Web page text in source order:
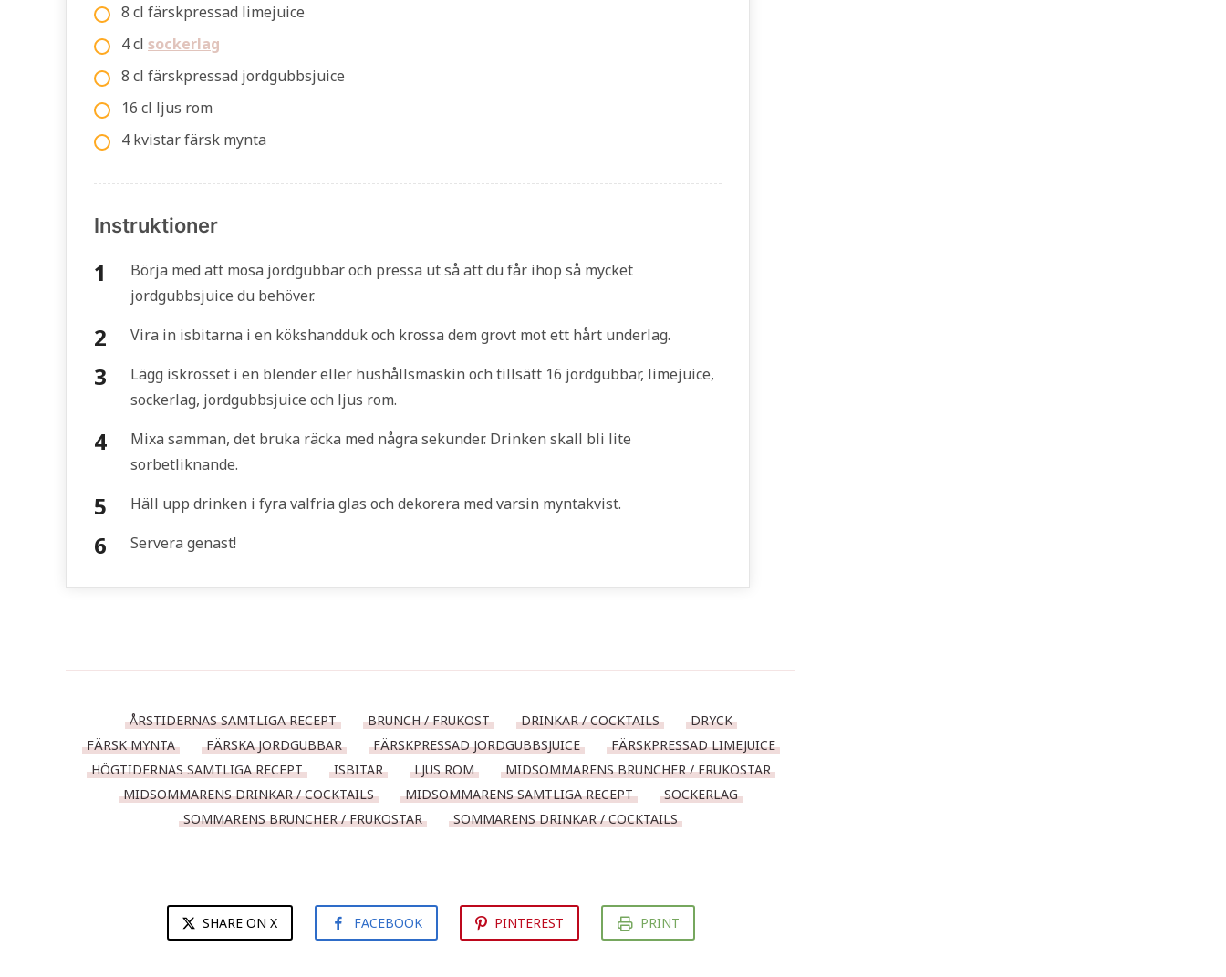
8 cl färskpressad limejuice
4 cl sockerlag
8 cl färskpressad jordgubbsjuice
16 cl ljus rom
4 kvistar färsk mynta
Instruktioner
Börja med att mosa jordgubbar och pressa ut så att du får ihop så mycket
jordgubbsjuice du behöver.
Vira in isbitarna i en kökshandduk och krossa dem grovt mot ett hårt underlag.
Lägg iskrosset i en blender eller hushållsmaskin och tillsätt 16 jordgubbar, limejuice,
sockerlag, jordgubbsjuice och ljus rom.
Mixa samman, det bruka räcka med några sekunder. Drinken skall bli lite
sorbetliknande.
Häll upp drinken i fyra valfria glas och dekorera med varsin myntakvist.
Servera genast!
ÅRSTIDERNAS SAMTLIGA RECEPT BRUNCH / FRUKOST DRINKAR / COCKTAILS
DRYCK
FÄRSK MYNTA
FÄRSKA JORDGUBBAR FÄRSKPRESSAD JORDGUBBSJUICE
FÄRSKPRESSAD LIMEJUICE
HÖGTIDERNAS SAMTLIGA RECEPT
ISBITAR LJUS ROM
MIDSOMMARENS BRUNCHER / FRUKOSTAR
MIDSOMMARENS DRINKAR / COCKTAILS
MIDSOMMARENS SAMTLIGA RECEPT
SOCKERLAG
SOMMARENS BRUNCHER / FRUKOSTAR
SOMMARENS DRINKAR / COCKTAILS
SHARE ON X FACEBOOK PINTEREST PRINT